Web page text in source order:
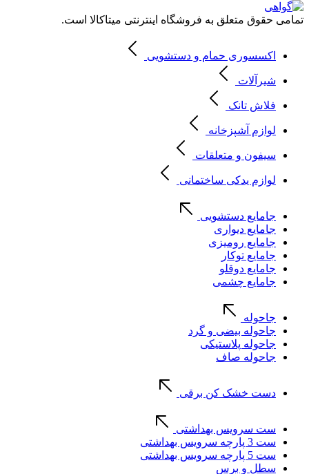
تمامی حقوق متعلق به فروشگاه اینترنتی میتاکالا است.
اکسسوری حمام و دستشویی
شیرآلات
فلاش تانک
لوازم آشپزخانه
سیفون و متعلقات
لوازم یدکی ساختمانی
جامایع دستشویی
جامایع دیواری
جامایع رومیزی
جامایع توکار
جامایع دوقلو
جامایع چشمی
جاحوله
جاحوله بیضی و گرد
جاحوله پلاستیکی
جاحوله صاف
دست خشک کن برقی
ست سرویس بهداشتی
ست 3 پارچه سرویس بهداشتی
ست 5 پارچه سرویس بهداشتی
سطل و برس